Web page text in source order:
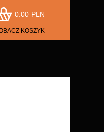
0.00 PLN
KOSZYK